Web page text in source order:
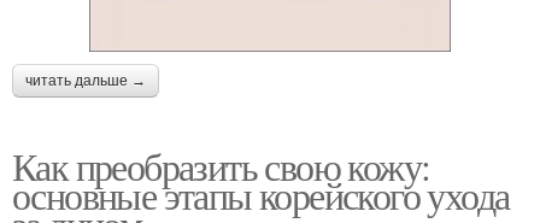
читать дальше →
Как преобразить свою кожу:
основные этапы корейского ухода